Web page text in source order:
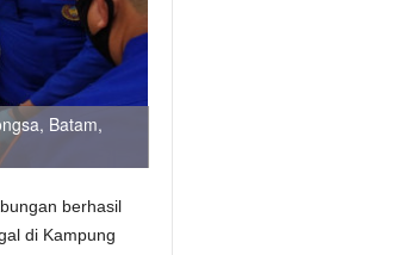
Batam,
berhasil
di Kampung